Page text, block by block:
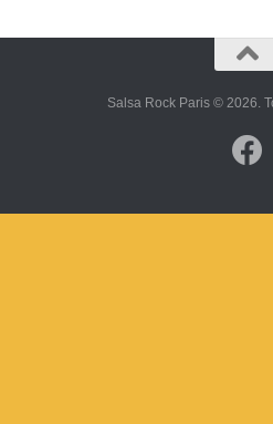
Salsa Rock Paris © 2026.